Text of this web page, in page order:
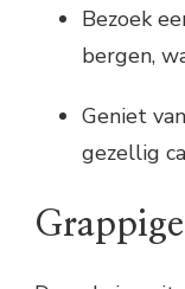
Bezoek
bergen,
Geniet
gezellig